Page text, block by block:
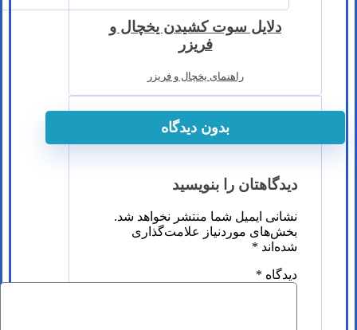
دلایل سوت کشیدن یخچال و
فریزر
راهنمای یخچال و فریزر
بدون دیدگاه
دیدگاهتان را بنویسید
نشانی ایمیل شما منتشر نخواهد شد.
بخش‌های موردنیاز علامت‌گذاری
شده‌اند *
دیدگاه *